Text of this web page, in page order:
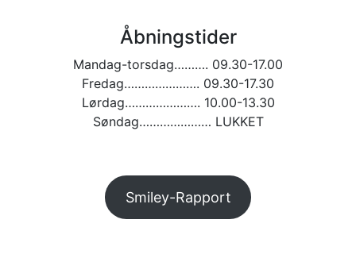
Åbningstider
Mandag-torsdag………. 09.30-17.00
Fredag…………………. 09.30-17.30
Lørdag…………………. 10.00-13.30
Søndag………………… LUKKET
Smiley-Rapport